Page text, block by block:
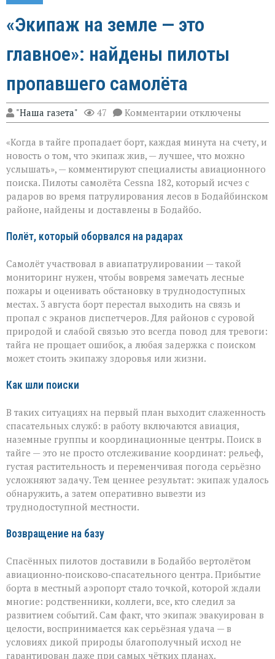
«Экипаж на земле — это
главное»: найдены пилоты
пропавшего самолёта
"Наша газета" 47 Комментарии к
записи
на
земле — это
главное»:
найдены
пилоты
пропавшего
самолёта
отключены
«Когда в тайге пропадает борт, каждая минута на счету, и
новость о том, что экипаж жив, — лучшее, что можно
услышать», — комментируют специалисты авиационного
поиска. Пилоты самолёта Cessna 182, который исчез с
радаров во время патрулирования лесов в Бодайбинском
районе, найдены и доставлены в Бодайбо.
Полёт, который оборвался на радарах
Самолёт участвовал в авиапатрулировании — такой
мониторинг нужен, чтобы вовремя замечать лесные
пожары и оценивать обстановку в труднодоступных
местах. 3 августа борт перестал выходить на связь и
пропал с экранов диспетчеров. Для районов с суровой
природой и слабой связью это всегда повод для тревоги:
тайга не прощает ошибок, а любая задержка с поиском
может стоить экипажу здоровья или жизни.
Как шли поиски
В таких ситуациях на первый план выходит слаженность
спасательных служб: в работу включаются авиация,
наземные группы и координационные центры. Поиск в
тайге — это не просто отслеживание координат: рельеф,
густая растительность и переменчивая погода серьёзно
усложняют задачу. Тем ценнее результат: экипаж удалось
обнаружить, а затем оперативно вывезти из
труднодоступной местности.
Возвращение на базу
Спасённых пилотов доставили в Бодайбо вертолётом
авиационно‑поисково‑спасательного центра. Прибытие
борта в местный аэропорт стало точкой, которой ждали
многие: родственники, коллеги, все, кто следил за
развитием событий. Сам факт, что экипаж эвакуирован в
целости, воспринимается как серьёзная удача — в
условиях дикой природы благополучный исход не
гарантирован даже при самых чётких планах.